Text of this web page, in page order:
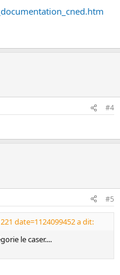
#4
#5
date=1124099452 a dit:
le caser....